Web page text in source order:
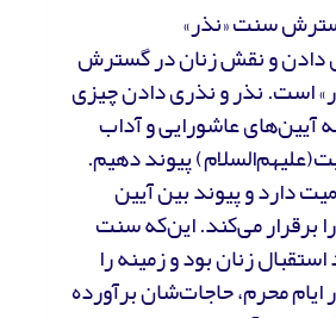
سنت «نذر»
دادن و نقش زنان در گسترش
است. نذر و نذری دادن چیزی
آیین‌های عاشورایی و آداب
پیوند دهیم.
دارد و پیوند بین آیین
برقرار می‌کند. این‌که سنت
زنان بود و زمینه را
ایام محرم، حاجات‌شان برآورده